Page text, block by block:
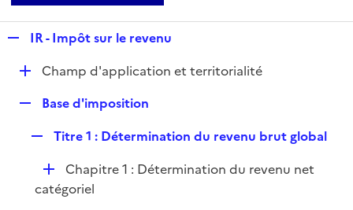
p
IR - Impôt sur le revenu
D
r
Champ d'application et territorialité
p
e
Base d'imposition
p
l
Titre 1 : Détermination du revenu brut global
D
é
Chapitre 1 : Détermination du revenu net
catégoriel